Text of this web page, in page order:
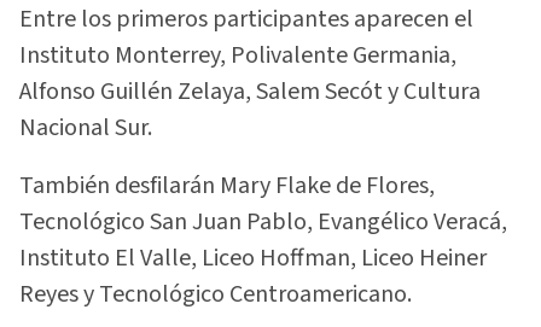
Entre los primeros participantes aparecen el
Instituto Monterrey, Polivalente Germania,
Alfonso Guillén Zelaya, Salem Secót y Cultura
Nacional Sur.
También desfilarán Mary Flake de Flores,
Tecnológico San Juan Pablo, Evangélico Veracá,
Instituto El Valle, Liceo Hoffman, Liceo Heiner
Reyes y Tecnológico Centroamericano.